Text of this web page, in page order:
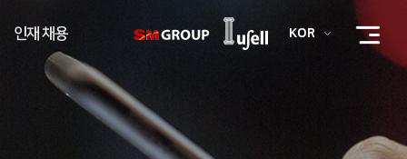
KOR
인재 채용